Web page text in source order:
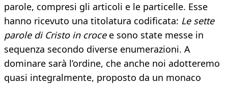
parole, compresi gli articoli e le particelle. Esse
hanno ricevuto una titolatura codificata: Le sette
parole di Cristo in crocee sono state messe in
sequenza secondo diverse enumerazioni. A
dominare sarà l’ordine, che anche noi adotteremo
quasi integralmente, proposto da un monaco